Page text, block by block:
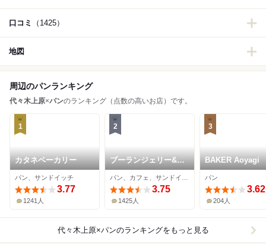
口コミ （1425）
地図
周辺のパンランキング
代々木上原×パンのランキング（点数の高いお店）です。
1
カタネベーカリー
パン、サンドイッチ
3.77
1241人
2
ブーランジェリー&カ
フェ マンマーノ
3.75
1425人
3
BAKER Aoyagi
パン
3.62
204人
代々木上原×パンのランキングをもっと見る